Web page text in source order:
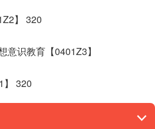
】 320
意识教育【0401Z3】
】 320
357